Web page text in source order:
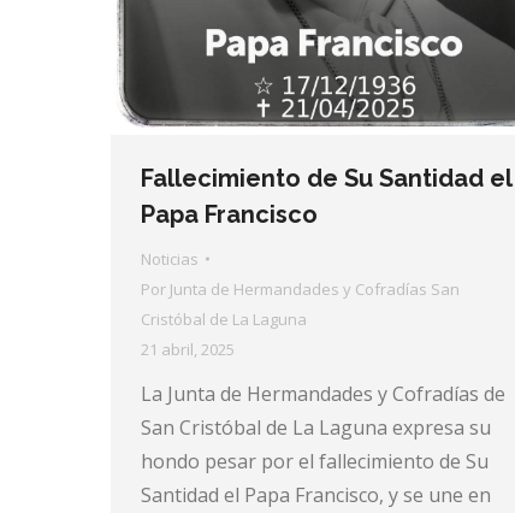
Fallecimiento de Su Santidad el
Papa Francisco
Noticias
Por Junta de Hermandades y Cofradías San
Cristóbal de La Laguna
21 abril, 2025
La Junta de Hermandades y Cofradías de
San Cristóbal de La Laguna expresa su
hondo pesar por el fallecimiento de Su
Santidad el Papa Francisco, y se une en